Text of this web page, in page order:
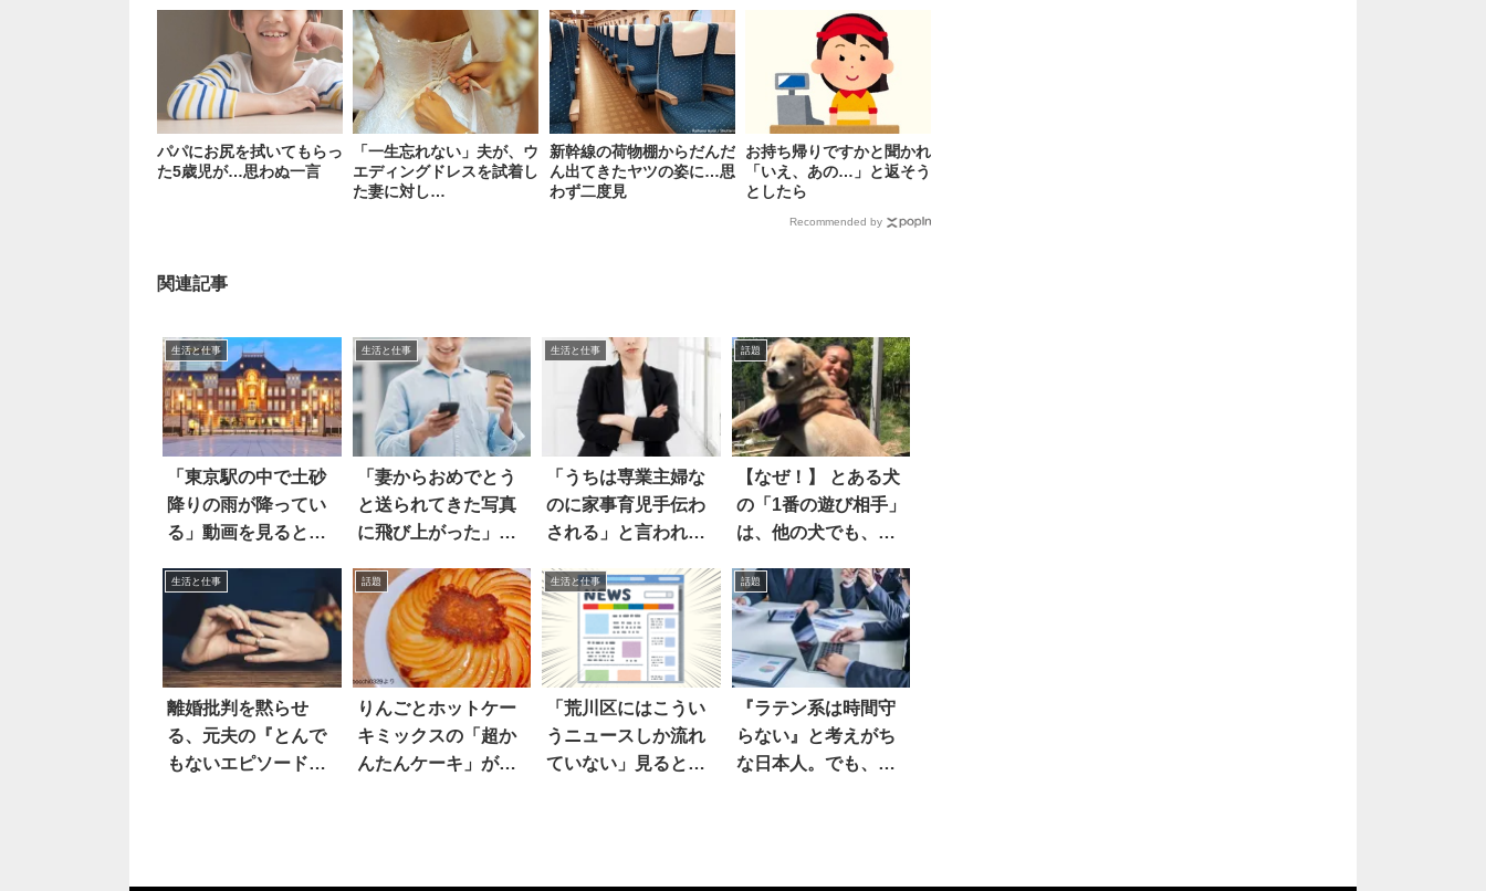
パパにお尻を拭いてもらっ
た5歳児が…思わぬ一言
「一生忘れない」夫が、ウ
エディングドレスを試着し
た妻に対し…
新幹線の荷物棚からだんだ
ん出てきたヤツの姿に…思
わず二度見
お持ち帰りですかと聞かれ
「いえ、あの…」と返そう
としたら
Recommended by
関連記事
生活と仕事
「東京駅の中で土砂
降りの雨が降ってい
る」動画を見ると…
生活と仕事
「妻からおめでとう
と送られてきた写真
に飛び上がった」見
生活と仕事
「うちは専業主婦な
のに家事育児手伝わ
される」と言われた
話題
【なぜ！】 とある犬
の「1番の遊び相手」
は、他の犬でも、オ
生活と仕事
離婚批判を黙らせ
る、元夫の『とんで
もないエピソード』
話題
りんごとホットケー
キミックスの「超か
んたんケーキ」がめ
生活と仕事
「荒川区にはこうい
うニュースしか流れ
ていない」見ると…
話題
『ラテン系は時間守
らない』と考えがち
な日本人。でも、ス